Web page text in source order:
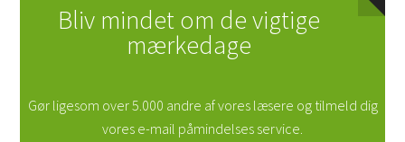
Bliv mindet om de vigtige
mærkedage
Gør ligesom over 5.000 andre af vores læsere og tilmeld dig
vores e-mail påmindelses service.